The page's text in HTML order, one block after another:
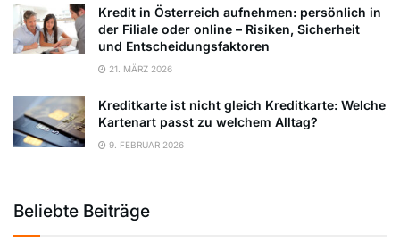
Kredit in Österreich aufnehmen: persönlich in
der Filiale oder online – Risiken, Sicherheit
und Entscheidungsfaktoren
21. MÄRZ 2026
Kreditkarte ist nicht gleich Kreditkarte: Welche
Kartenart passt zu welchem Alltag?
9. FEBRUAR 2026
Beliebte Beiträge